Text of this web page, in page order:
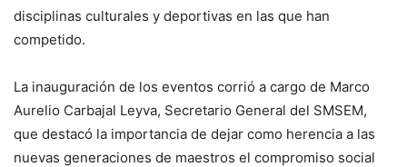
disciplinas culturales y deportivas en las que han
competido.
La inauguración de los eventos corrió a cargo de Marco
Aurelio Carbajal Leyva, Secretario General del SMSEM,
que destacó la importancia de dejar como herencia a las
nuevas generaciones de maestros el compromiso social